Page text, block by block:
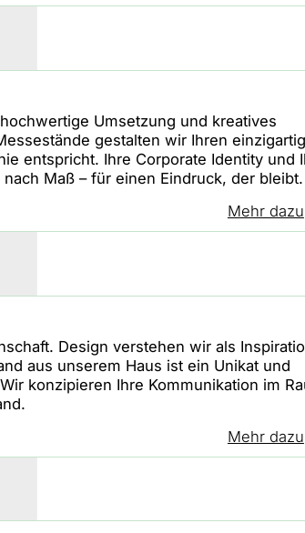
Umsetzung und kreatives
gestalten wir Ihren
entspricht. Ihre Corporate Identity und
Maß – für einen Eindruck, der bleibt.
Mehr dazu
Design verstehen wir als
aus unserem Haus ist ein Unikat und
konzipieren Ihre Kommunikation im
Mehr dazu